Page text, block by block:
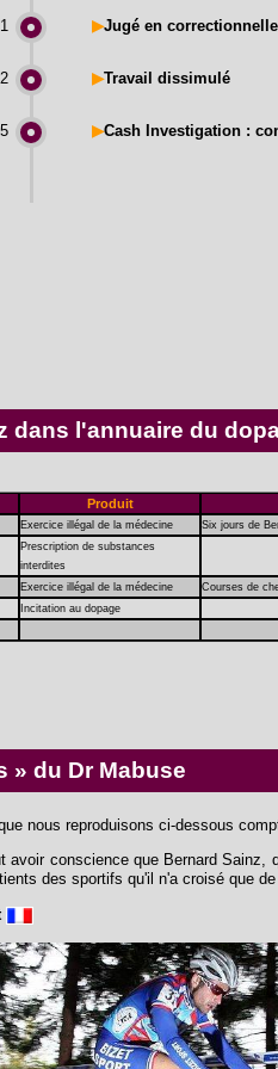
▶Jugé en correctionnelle
▶Travail dissimulé
▶Cash Investigation :
dans l'annuaire du
Produit
Exercice illégal de la médecine Six jours de
Prescription de substances
interdites
Exercice illégal de la médecine Courses de
Incitation au dopage
» du Dr Mabuse
nous reproduisons ci-dessous
avoir conscience que Bernard
des sportifs qu'il n'a croisé que